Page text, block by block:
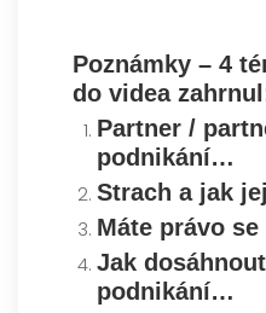
Poznámky – 4
do videa
Partner /
podnikání…
Strach a jak
Máte právo
Jak
podnikání…